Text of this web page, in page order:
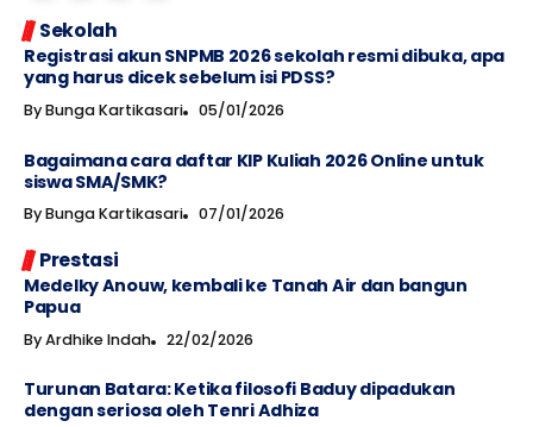
Sekolah
Registrasi akun SNPMB 2026 sekolah resmi dibuka, apa
yang harus dicek sebelum isi PDSS?
ByBunga Kartikasari 05/01/2026
Bagaimana cara daftar KIP Kuliah 2026 Online untuk
siswa SMA/SMK?
ByBunga Kartikasari 07/01/2026
Prestasi
Medelky Anouw, kembali ke Tanah Air dan bangun
Papua
ByArdhike Indah 22/02/2026
Turunan Batara: Ketika filosofi Baduy dipadukan
dengan seriosa oleh Tenri Adhiza